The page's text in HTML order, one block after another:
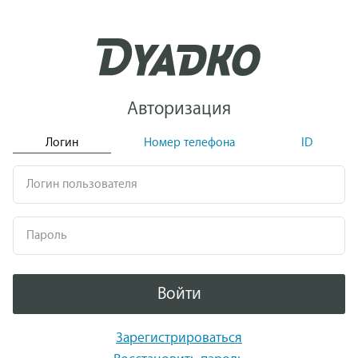
Авторизация
Логин Номер телефона ID
Логин пользователя
Пароль
Войти
Зарегистрироваться